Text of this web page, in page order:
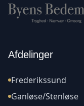
Afdelinger
Frederikssund
Ganløse/Stenløse